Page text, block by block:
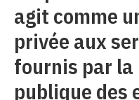
agit comme
privée aux
fournis par
publique des